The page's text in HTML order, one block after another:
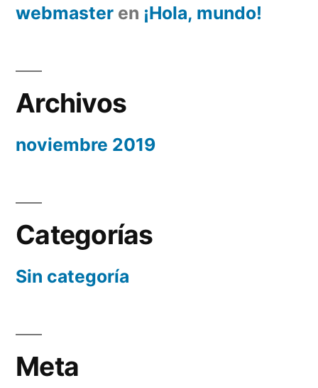
webmaster en ¡Hola, mundo!
Archivos
noviembre 2019
Categorías
Sin categoría
Meta